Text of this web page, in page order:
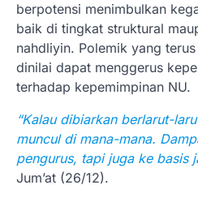
berpotensi menimbulkan
baik di tingkat struktural
nahdliyin. Polemik yang
dinilai dapat menggerus
terhadap kepemimpinan NU.
“Kalau dibiarkan berlarut-
muncul di mana-mana.
pengurus, tapi juga ke basis
Jum’at (26/12).